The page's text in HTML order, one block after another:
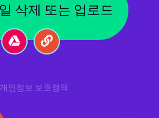
삭제 또는 업로드
개인정보 보호정책